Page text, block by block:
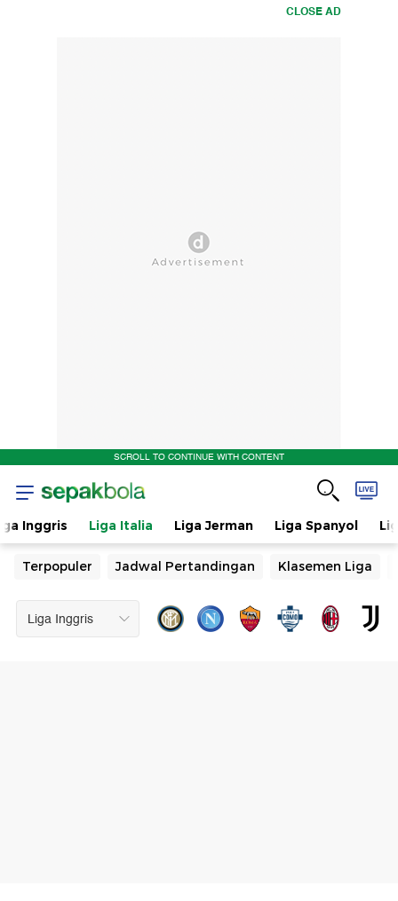
CLOSE AD
SCROLL TO CONTINUE WITH CONTENT
Inggris Liga Italia Liga Jerman Liga Spanyol
Terpopuler Jadwal Pertandingan Klasemen Liga